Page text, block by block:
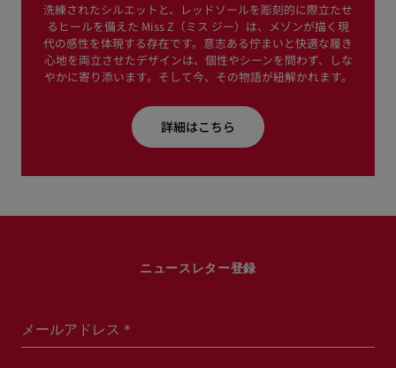
洗練されたシルエットと、レッドソールを彫刻的に際立たせ
るヒールを備えた Miss Z（ミス ジー）は、メゾンが描く現
代の感性を体現する存在です。意志ある佇まいと快適な履き
心地を両立させたデザインは、個性やシーンを問わず、しな
やかに寄り添います。そして今、その物語が紐解かれます。
詳細はこちら
ニュースレター登録
メールアドレス＊